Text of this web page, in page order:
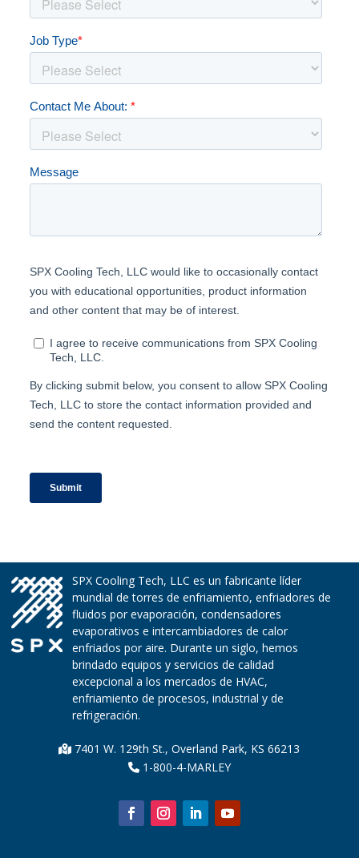
SPX Cooling Tech, LLC es un fabricante líder
mundial de torres de enfriamiento, enfriadores de
fluidos por evaporación, condensadores
evaporativos e intercambiadores de calor
enfriados por aire. Durante un siglo, hemos
brindado equipos y servicios de calidad
excepcional a los mercados de HVAC,
enfriamiento de procesos, industrial y de
refrigeración.
7401 W. 129th St., Overland Park, KS 66213
1-800-4-MARLEY